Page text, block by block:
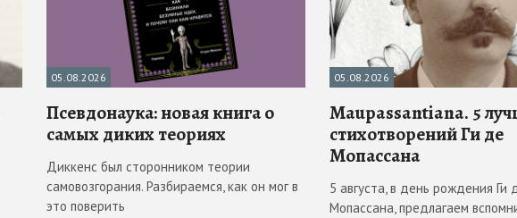
05.08.2026
Псевдонаука: новая книга о
самых диких теориях
Диккенс был сторонником теории
самовозгорания. Разбираемся, как он мог в
это поверить
05.08.2026
Maupassantiana. 5
стихотворений Ги де
Мопассана
5 августа, в день рождения Ги
Мопассана, предлагаем